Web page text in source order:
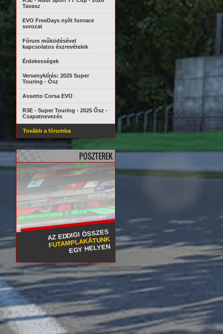
Tavasz
EVO FreeDays nyílt funrace
sorozat
Fórum működésével
kapcsolatos észrevételek
Érdekességek
Versenykiírás: 2025 Super
Touring - Ősz
Assetto Corsa EVO
R3E - Super Touring - 2025 Ősz -
Csapatnevezés
Tovább a fórumba
POSZTEREK
AZ EDDIGI ÖSSZES
FUTAMPLAKÁTUNK
EGY HELYEN